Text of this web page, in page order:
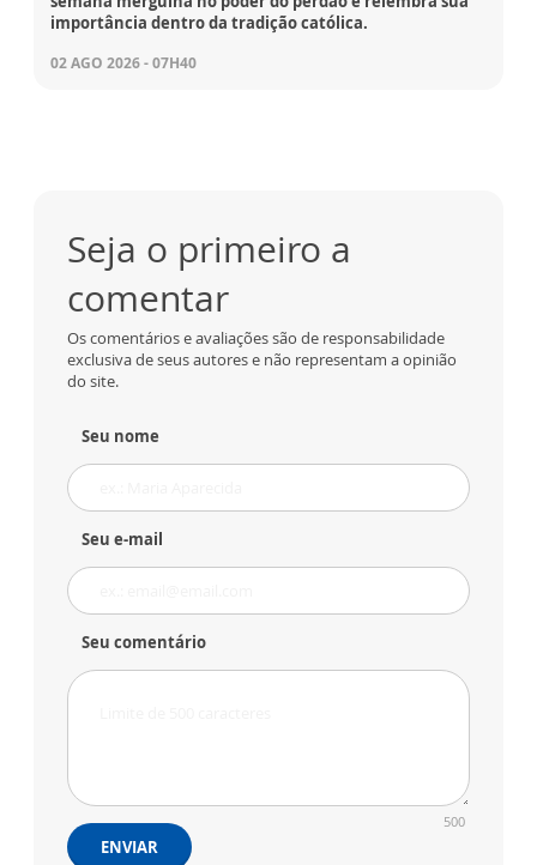
importância dentro da tradição católica.
02 AGO 2026 - 07H40
Seja o primeiro a
comentar
Os comentários e avaliações são de responsabilidade
exclusiva de seus autores e não representam a opinião
do site.
Seu nome
Seu e-mail
Seu comentário
500
ENVIAR